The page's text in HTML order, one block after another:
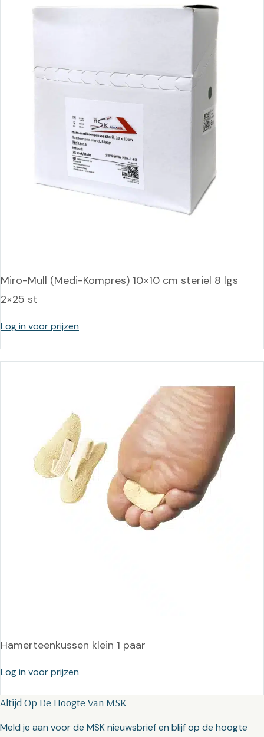
Miro-Mull (Medi-Kompres) 10×10 cm steriel 8 lgs
2×25 st
Log in voor prijzen
Hamerteenkussen klein 1 paar
Log in voor prijzen
Altijd Op De Hoogte Van MSK
Meld je aan voor de MSK nieuwsbrief en blijf op de hoogte